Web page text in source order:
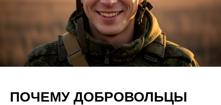
ПОЧЕМУ ДОБРОВОЛЬЦЫ